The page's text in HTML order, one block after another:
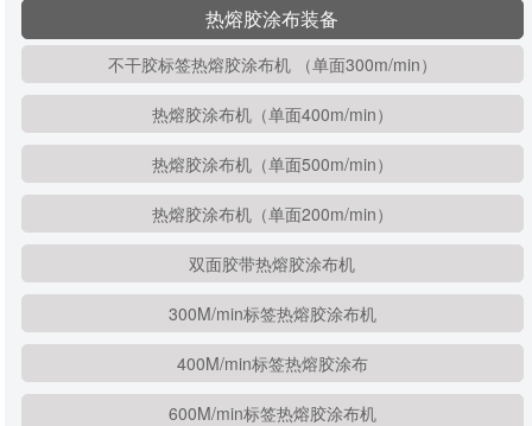
热熔胶涂布装备
不干胶标签热熔胶涂布机 （单面300m/min）
热熔胶涂布机（单面400m/min）
热熔胶涂布机（单面500m/min）
热熔胶涂布机（单面200m/min）
双面胶带热熔胶涂布机
300M/min标签热熔胶涂布机
400M/min标签热熔胶涂布
600M/min标签热熔胶涂布机